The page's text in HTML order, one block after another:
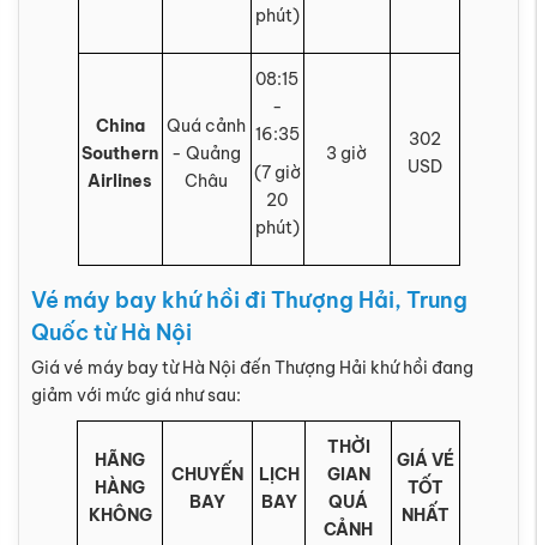
phút)
China
Southern
Airlines
Quá cảnh
- Quảng
Châu
08:15
-
16:35
(7 giờ
20
phút)
3 giờ
302
USD
Vé máy bay khứ hồi đi Thượng Hải, Trung
Quốc từ Hà Nội
Giá vé máy bay từ Hà Nội đến Thượng Hải khứ hồi đang
giảm với mức giá như sau:
HÃNG
HÀNG
KHÔNG
CHUYẾN
BAY
LỊCH
BAY
THỜI
GIAN
QUÁ
CẢNH
GIÁ VÉ
TỐT
NHẤT